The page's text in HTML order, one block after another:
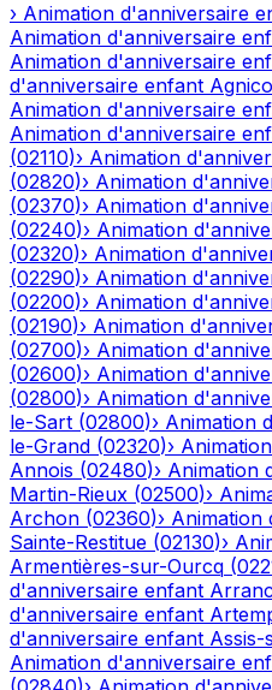
› Animation d'anniversaire
Animation d'anniversaire
Animation d'anniversaire
d'anniversaire enfant
Animation d'anniversaire
Animation d'anniversaire
(02110)› Animation
(02820)› Animation
(02370)› Animation
(02240)› Animation
(02320)› Animation
(02290)› Animation
(02200)› Animation
(02190)› Animation
(02700)› Animation
(02600)› Animation
(02800)› Animation
le-Sart (02800)› Animation
le-Grand (02320)›
Annois (02480)› Animation
Martin-Rieux (02500)›
Archon (02360)› Animation
Sainte-Restitue (02130)›
Armentières-sur-Ourcq (
d'anniversaire enfant
d'anniversaire enfant
d'anniversaire enfant
Animation d'anniversaire